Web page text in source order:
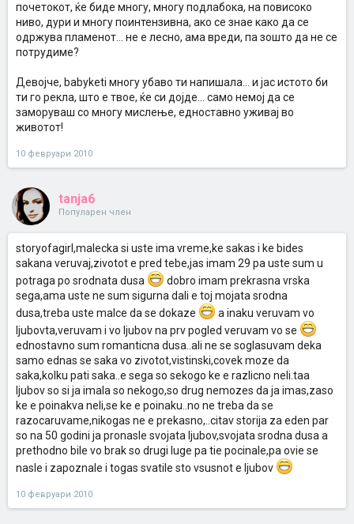
почетокот, ќе биде многу, многу подлабока, на повисоко
ниво, дури и многу поинтензивна, ако се знае како да се
одржува пламенот... не е лесно, ама вреди, па зошто да не се
потрудиме?
Девојче, babyketi многу убаво ти напишала... и јас истото би
ти го рекла, што е твое, ќе си дојде... само немој да се
заморуваш со многу мислење, едноставно уживај во
животот!
10 февруари 2010
tanja6
Популарен член
storyofagirl,malecka si uste ima vreme,ke sakas i ke bides
sakana veruvaj,zivotot e pred tebe,jas imam 29 pa uste sum u
potraga po srodnata dusa
dobro imam prekrasna vrska
sega,ama uste ne sum sigurna dali e toj mojata srodna
dusa,treba uste malce da se dokaze
a inaku veruvam vo
ljubovta,veruvam i vo ljubov na prv pogled veruvam vo se
ednostavno sum romanticna dusa..ali ne se soglasuvam deka
samo ednas se saka vo zivotot,vistinski,covek moze da
saka,kolku pati saka..e sega so sekogo ke e razlicno neli.taa
ljubov so si ja imala so nekogo,so drug nemozes da ja imas,zaso
ke e poinakva neli,se ke e poinaku..no ne treba da se
razocaruvame,nikogas ne e prekasno,..citav storija za eden par
so na 50 godini ja pronasle svojata ljubov,svojata srodna dusa a
prethodno bile vo brak so drugi luge pa tie pocinale,pa ovie se
nasle i zapoznale i togas svatile sto vsusnot e ljubov
10 февруари 2010